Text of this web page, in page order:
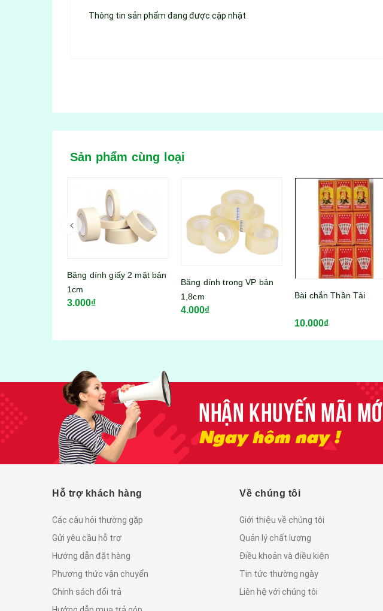
Thông tin sản phẩm đang được cập nhật
Sản phẩm cùng loại
Băng dính trong VP bản
1,8cm
Bài chắn Thần Tài
Băng dính dán giá cuộn
3.000₫
Hỗ trợ khách hàng
Các câu hỏi thường gặp
Gửi yêu cầu hỗ trợ
Hướng dẫn đặt hàng
Phương thức vận chuyển
Chính sách đổi trả
Về chúng tôi
Giới thiệu về chúng tôi
Quản lý chất lượng
Điều khoản và điều kiện
Tin tức thường ngày
Liên hệ với chúng tôi